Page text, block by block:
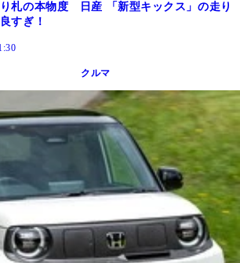
札の本物度 日産 「新型キックス」の走り
すぎ！
クルマ